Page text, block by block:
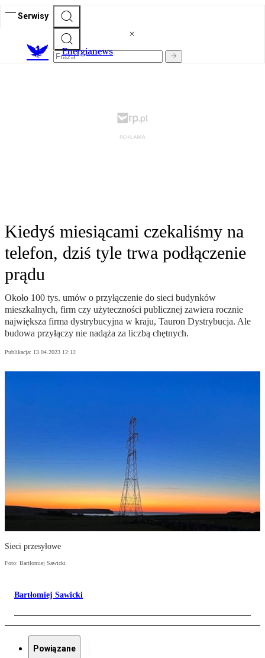
Serwisy
Energianews
Kiedyś miesiącami czekaliśmy na
telefon, dziś tyle trwa podłączenie
prądu
Około 100 tys. umów o przyłączenie do sieci budynków
mieszkalnych, firm czy użyteczności publicznej zawiera rocznie
największa firma dystrybucyjna w kraju, Tauron Dystrybucja. Ale
budowa przyłączy nie nadąża za liczbą chętnych.
Publikacja: 13.04.2023 12:12
Sieci przesyłowe
Foto: Bartłomiej Sawicki
Bartłomiej Sawicki
Powiązane